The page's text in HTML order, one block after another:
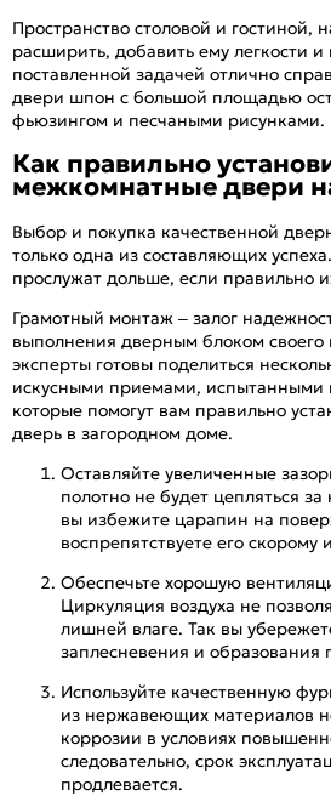
Пространство столовой и гостиной,
расширить, добавить ему легкости
поставленной задачей отлично
двери шпон с большой площадью
фьюзингом и песчаными рисунками.
Как правильно
межкомнатные двери
Выбор и покупка качественной
только одна из составляющих
прослужат дольше, если правильно
Грамотный монтаж – залог
выполнения дверным блоком
эксперты готовы поделиться
искусными приемами, испытанными
которые помогут вам правильно
дверь в загородном доме.
Оставляйте увеличенные
полотно не будет цепляться за
вы избежите царапин на
воспрепятствуете его скорому
Обеспечьте хорошую
Циркуляция воздуха не
лишней влаге. Так вы
заплесневения и образования
Используйте качественную
из нержавеющих материалов
коррозии в условиях
следовательно, срок
продлевается.